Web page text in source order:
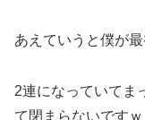
あえていうと僕が
2連になっていてま
て閉まらないですｗ